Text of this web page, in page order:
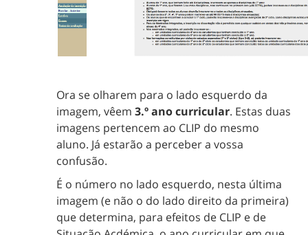
Ora se olharem para o lado esquerdo da
imagem, vêem 3.º ano curricular. Estas duas
imagens pertencem ao CLIP do mesmo
aluno. Já estarão a perceber a vossa
confusão.
É o número no lado esquerdo, nesta última
imagem (e não o do lado direito da primeira)
que determina, para efeitos de CLIP e de